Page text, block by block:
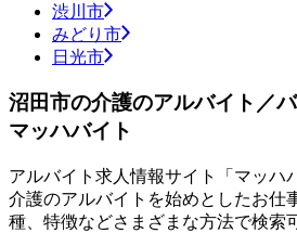
渋川市
みどり市
日光市
沼田市の介護のアルバイト／
マッハバイト
アルバイト求人情報サイト「マッハ
介護のアルバイトを始めとしたお仕
種、特徴などさまざまな方法で検索